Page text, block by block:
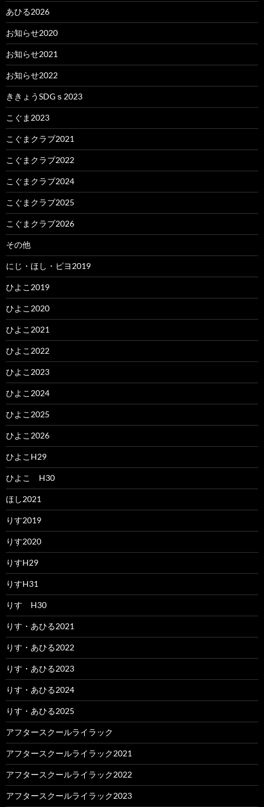
あひる2026
お知らせ2020
お知らせ2021
お知らせ2022
ききょうSDGｓ2023
こぐま2023
こぐまクラブ2021
こぐまクラブ2022
こぐまクラブ2024
こぐまクラブ2025
こぐまクラブ2026
その他
にじ・ほし・ピヨ2019
ひよこ2019
ひよこ2020
ひよこ2021
ひよこ2022
ひよこ2023
ひよこ2024
ひよこ2025
ひよこ2026
ひよこH29
ひよこ H30
ほし2021
りす2019
りす2020
りすH29
りすH31
りす H30
りす・あひる2021
りす・あひる2022
りす・あひる2023
りす・あひる2024
りす・あひる2025
アフタースクールライラック
アフタースクールライラック2021
アフタースクールライラック2022
アフタースクールライラック2023